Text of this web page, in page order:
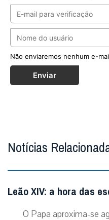
Não enviaremos nenhum e-
Enviar
Notícias
Leão XIV: a hora das
O Papa aproxima-se